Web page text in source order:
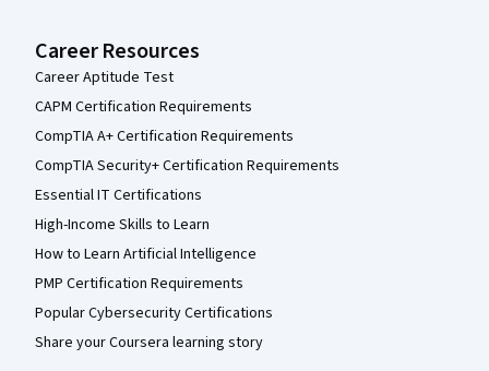
Career Resources
Career Aptitude Test
CAPM Certification Requirements
CompTIA A+ Certification Requirements
CompTIA Security+ Certification Requirements
Essential IT Certifications
High-Income Skills to Learn
How to Learn Artificial Intelligence
PMP Certification Requirements
Popular Cybersecurity Certifications
Share your Coursera learning story